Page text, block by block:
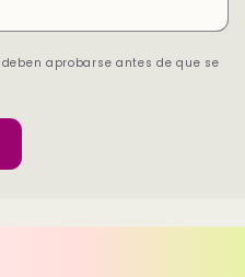
aprobarse antes de que se